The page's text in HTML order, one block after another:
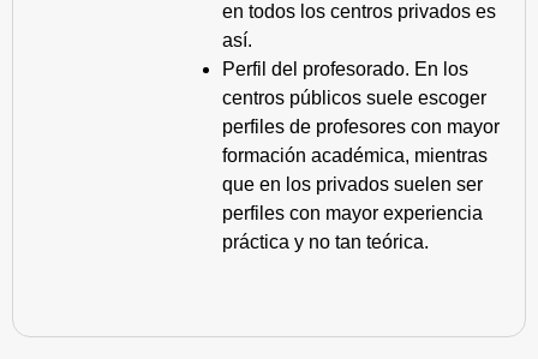
en todos los centros privados es
así.
Perfil del profesorado. En los
centros públicos suele escoger
perfiles de profesores con mayor
formación académica, mientras
que en los privados suelen ser
perfiles con mayor experiencia
práctica y no tan teórica.